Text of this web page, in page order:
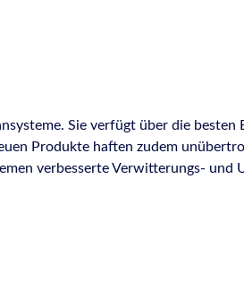
Sie verfügt über die besten
Produkte haften zudem
verbesserte Verwitterungs- und